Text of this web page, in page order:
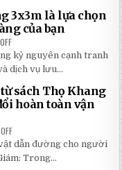
RẺ
TẠI
NHẬT
ĐÔNG
SINH
100
TRANG
MỚI
2026:
GIẢM
GIÁ
SỐ
TẬN
GỐC
TẠI
NHẬT
3x3m là lựa chọn
của bạn
5
LÝ
DO
NHÀ
BẠT
DI
ĐỘNG
3X3M
LỰA
HOÀN
HẢO
CHO
kỷ nguyên cạnh tranh
dịch vụ lưu...
sách Thọ Khang
hoàn toàn vận
5
BÀI
HỌC
XƯƠNG
dẫn đường cho người
Trong...